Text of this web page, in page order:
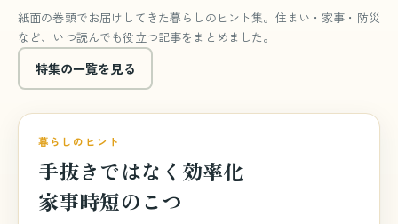
紙面の巻頭でお届けしてきた暮らしのヒント集。住まい・家事・防災
など、いつ読んでも役立つ記事をまとめました。
特集の一覧を見る
特集 vol.840
巻頭特集
暮らしのヒント
手抜きではなく効率化
家事時短のこつ